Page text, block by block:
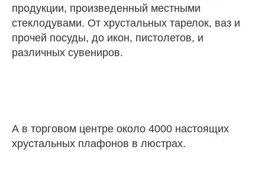
продукции, произведенный местными
стеклодувами. От хрустальных тарелок, ваз и
прочей посуды, до икон, пистолетов, и
различных сувениров.
А в торговом центре около 4000 настоящих
хрустальных плафонов в люстрах.